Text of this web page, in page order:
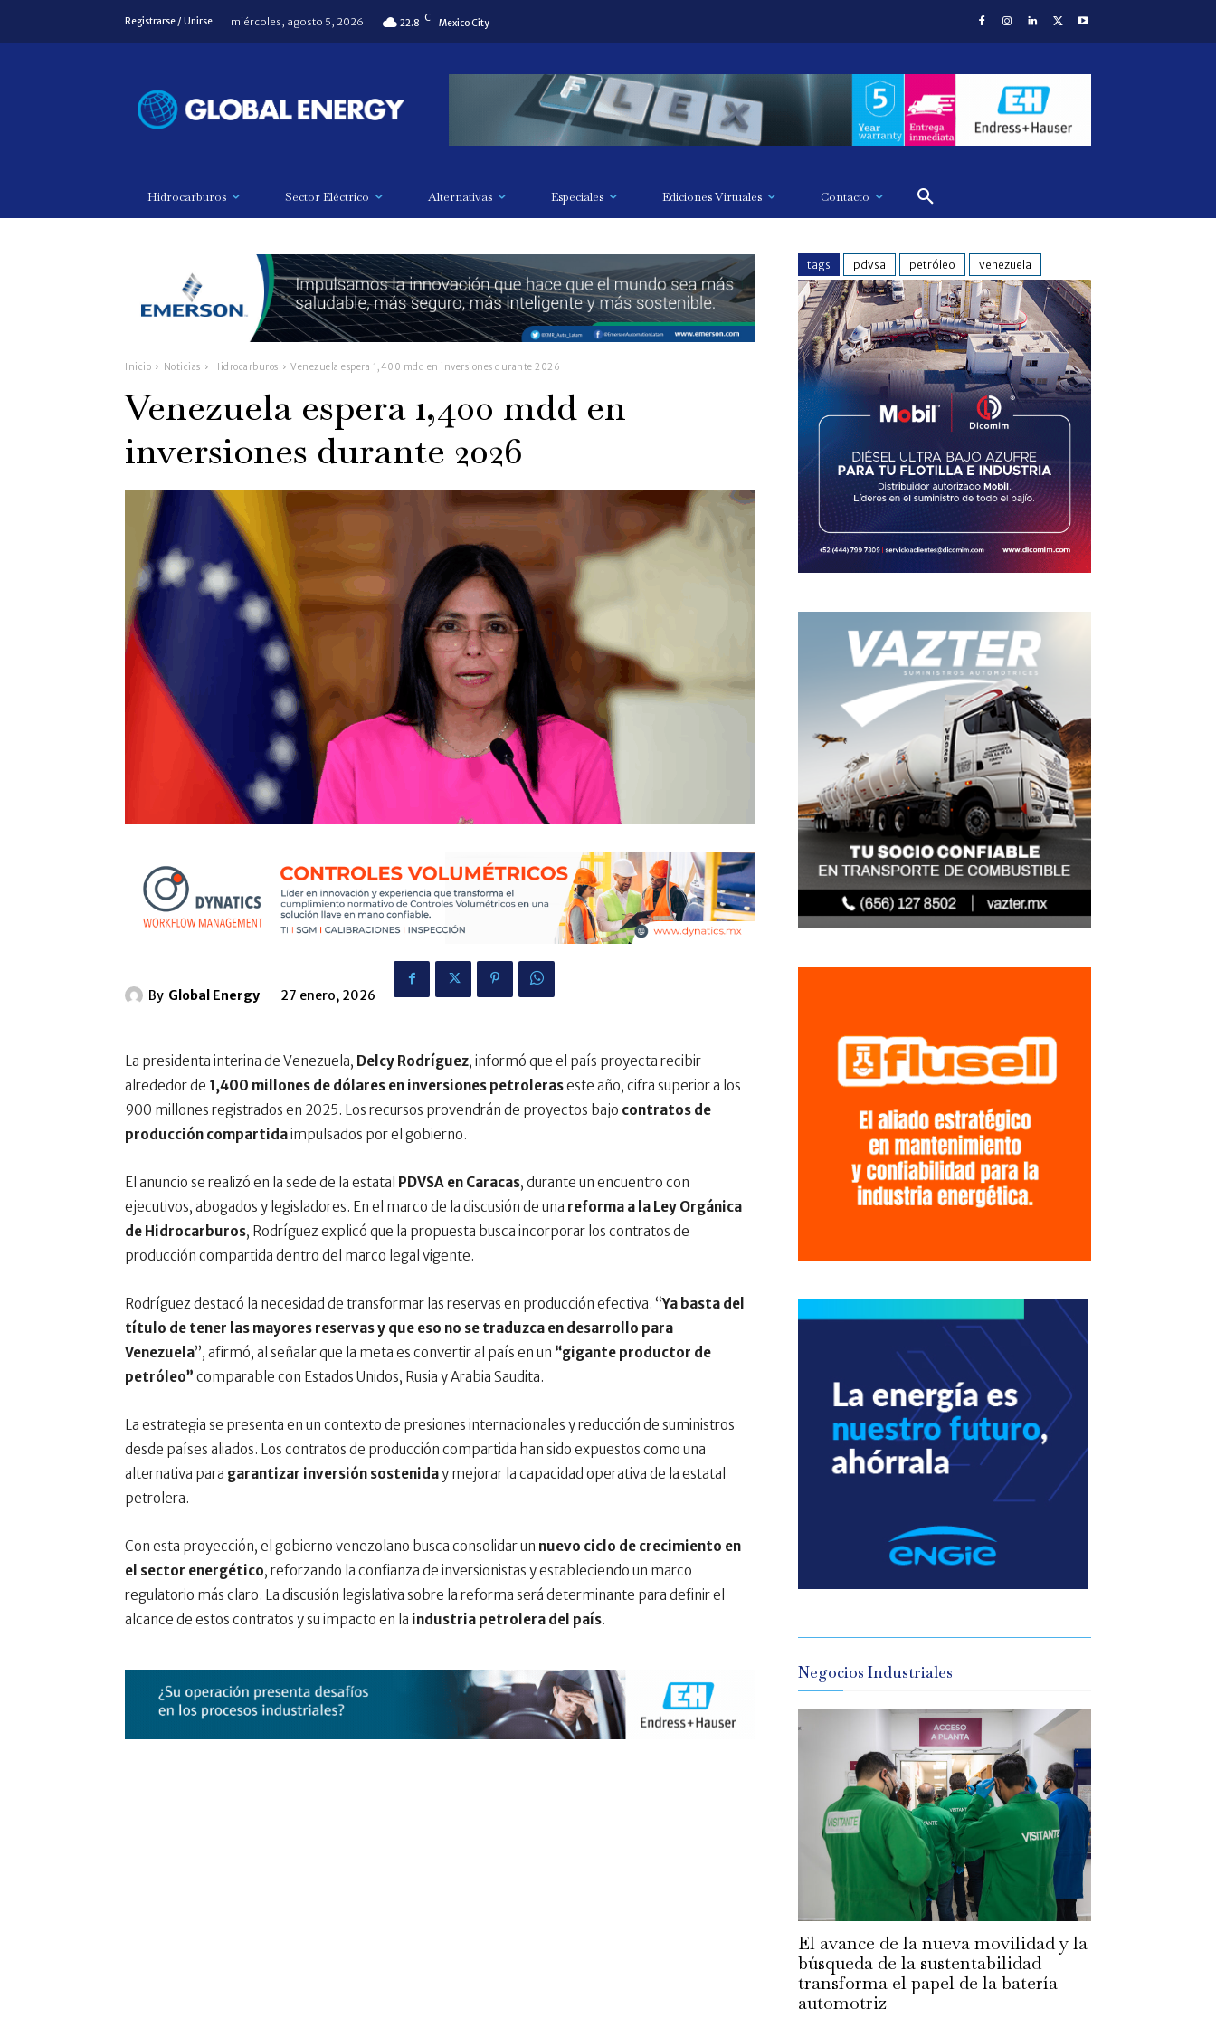
Registrarse / Unirse miércoles, agosto 5, 2026 22.8 C Mexico City
Hidrocarburos Sector Eléctrico Alternativas Especiales Ediciones Virtuales Contacto
Inicio Noticias Hidrocarburos Venezuela espera 1,400 mdd en inversiones durante 2026
Venezuela espera 1,400 mdd en
inversiones durante 2026
By Global Energy 27 enero, 2026
La presidenta interina de Venezuela, Delcy Rodríguez, informó que el país proyecta recibir
alrededor de 1,400 millones de dólares en inversiones petroleraseste año, cifra superior a los
900 millones registrados en 2025. Los recursos provendrán de proyectos bajo contratos de
producción compartidaimpulsados por el gobierno.
El anuncio se realizó en la sede de la estatal PDVSA en Caracas, durante un encuentro con
ejecutivos, abogados y legisladores. En el marco de la discusión de una reforma a la Ley Orgánica
de Hidrocarburos, Rodríguez explicó que la propuesta busca incorporar los contratos de
producción compartida dentro del marco legal vigente.
Rodríguez destacó la necesidad de transformar las reservas en producción efectiva. “Ya basta del
título de tener las mayores reservas y que eso no se traduzca en desarrollo para
Venezuela”, afirmó, al señalar que la meta es convertir al país en un “gigante productor de
petróleo” comparable con Estados Unidos, Rusia y Arabia Saudita.
La estrategia se presenta en un contexto de presiones internacionales y reducción de suministros
desde países aliados. Los contratos de producción compartida han sido expuestos como una
alternativa para garantizar inversión sosteniday mejorar la capacidad operativa de la estatal
petrolera.
Con esta proyección, el gobierno venezolano busca consolidar un nuevo ciclo de crecimiento en
el sector energético, reforzando la confianza de inversionistas y estableciendo un marco
regulatorio más claro. La discusión legislativa sobre la reforma será determinante para definir el
alcance de estos contratos y su impacto en la industria petrolera del país.
tags pdvsa petróleo venezuela
Negocios Industriales
El avance de la nueva movilidad y la
búsqueda de la sustentabilidad
transforma el papel de la batería
automotriz